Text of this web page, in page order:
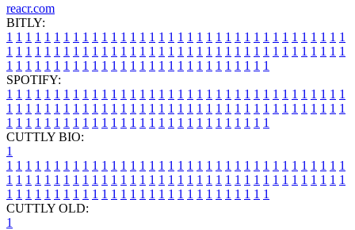
reacr.com
BITLY:
1 1 1 1 1 1 1 1 1 1 1 1 1 1 1 1 1 1 1 1 1 1 1 1 1 1 1 1 1 1 1 1 1 1 1 1
1 1 1 1 1 1 1 1 1 1 1 1 1 1 1 1 1 1 1 1 1 1 1 1 1 1 1 1 1 1 1 1 1 1 1 1
1 1 1 1 1 1 1 1 1 1 1 1 1 1 1 1 1 1 1 1 1 1 1 1 1 1 1 1
SPOTIFY:
1 1 1 1 1 1 1 1 1 1 1 1 1 1 1 1 1 1 1 1 1 1 1 1 1 1 1 1 1 1 1 1 1 1 1 1
1 1 1 1 1 1 1 1 1 1 1 1 1 1 1 1 1 1 1 1 1 1 1 1 1 1 1 1 1 1 1 1 1 1 1 1
1 1 1 1 1 1 1 1 1 1 1 1 1 1 1 1 1 1 1 1 1 1 1 1 1 1 1 1
CUTTLY BIO:
1
1 1 1 1 1 1 1 1 1 1 1 1 1 1 1 1 1 1 1 1 1 1 1 1 1 1 1 1 1 1 1 1 1 1 1 1
1 1 1 1 1 1 1 1 1 1 1 1 1 1 1 1 1 1 1 1 1 1 1 1 1 1 1 1 1 1 1 1 1 1 1 1
1 1 1 1 1 1 1 1 1 1 1 1 1 1 1 1 1 1 1 1 1 1 1 1 1 1 1 1
CUTTLY OLD:
1